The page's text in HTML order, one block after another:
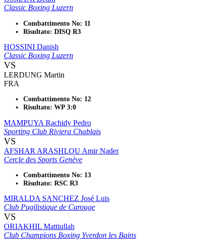
Classic Boxing Luzern
Combattimento No: 11
Risultato: DISQ R3
HOSSINI Danish
Classic Boxing Luzern
VS
LERDUNG Martin
FRA
Combattimento No: 12
Risultato: WP 3:0
MAMPUYA Rachidy Pedro
Sporting Club Riviera Chablais
VS
AFSHAR ARASHLOU Amir Nader
Cercle des Sports Genève
Combattimento No: 13
Risultato: RSC R3
MIRALDA SANCHEZ José Luis
Club Pugilistique de Carouge
VS
ORIAKHIL Mattiullah
Club Champions Boxing Yverdon les Bains